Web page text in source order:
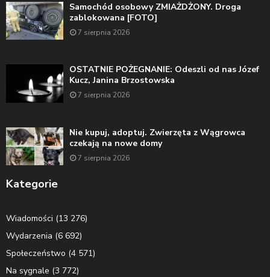
Samochód osobowy ZMIAŻDŻONY. Droga
zablokowana [FOTO]
7 sierpnia 2026
OSTATNIE POŻEGNANIE: Odeszli od nas Józef
Kucz, Janina Brzostowska
7 sierpnia 2026
Nie kupuj, adoptuj. Zwierzęta z Wągrowca
czekają na nowe domy
7 sierpnia 2026
Kategorie
Wiadomości (13 276)
Wydarzenia (6 692)
Społeczeństwo (4 571)
Na sygnale (3 772)